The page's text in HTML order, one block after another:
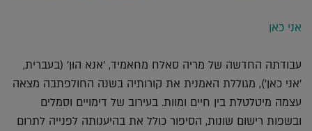
אני כאן
עבודתה החדשה של מריה סאלח מחאמיד, 'אנא הוּן' (בעברית,
'אני כאן'), מגוללת האמנית את קורותיה בשנה החולפתבה מצאה
עצמה מיטלטלת בין חיים ומוות. בעירוב של דימויים וסמלים
ובשפות רישום שונות, הסיפור כולל את בהיענותה לפנייה לתרום